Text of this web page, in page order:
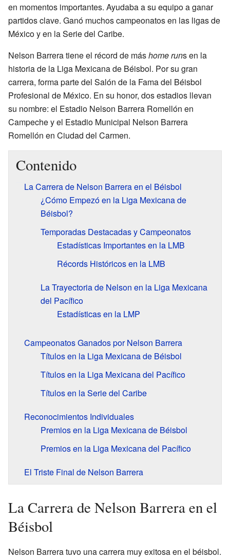
en momentos importantes. Ayudaba a su equipo a ganar
partidos clave. Ganó muchos campeonatos en las ligas de
México y en la Serie del Caribe.
Nelson Barrera tiene el récord de máshome runs en la
historia de la Liga Mexicana de Béisbol. Por su gran
carrera, forma parte del Salón de la Fama del Béisbol
Profesional de México. En su honor, dos estadios llevan
su nombre: el Estadio Nelson Barrera Romellón en
Campeche y el Estadio Municipal Nelson Barrera
Romellón en Ciudad del Carmen.
Contenido
La Carrera de Nelson Barrera en el Béisbol
¿Cómo Empezó en la Liga Mexicana de
Béisbol?
Temporadas Destacadas y Campeonatos
Estadísticas Importantes en la LMB
Récords Históricos en la LMB
La Trayectoria de Nelson en la Liga Mexicana
del Pacífico
Estadísticas en la LMP
Campeonatos Ganados por Nelson Barrera
Títulos en la Liga Mexicana de Béisbol
Títulos en la Liga Mexicana del Pacífico
Títulos en la Serie del Caribe
Reconocimientos Individuales
Premios en la Liga Mexicana de Béisbol
Premios en la Liga Mexicana del Pacífico
El Triste Final de Nelson Barrera
La Carrera de Nelson Barrera en el
Béisbol
Nelson Barrera tuvo una carrera muy exitosa en el béisbol.